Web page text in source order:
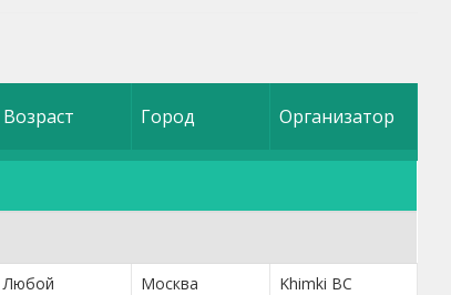
Возраст Город Организатор
Любой Москва Khimki BC